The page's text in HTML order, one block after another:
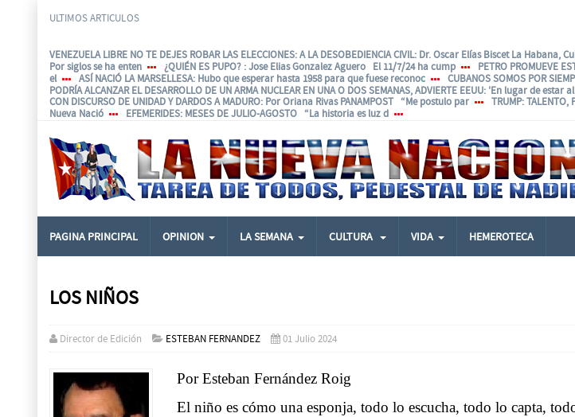
ULTIMOS ARTICULOS
VENEZUELA LIBRE NO TE DEJES ROBAR LAS ELECCIONES: A LA DESOBEDIENCIA CIVIL: Dr. Oscar Elías Biscet La Habana,
Por siglos se ha enten
¿QUIÉN ES PUPO? : Jose Elias Gonzalez Aguero El 11/7/24 ha cump PETRO PROMUEVE
el
ASÍ NACIÓ LA MARSELLESA: Hubo que esperar hasta 1958 para que fuese reconoc CUBANOS SOMOS POR
PODRÍA ALCANZAR EL DESARROLLO DE UN ARMA NUCLEAR EN UNA O DOS SEMANAS, ADVIERTE EEUU: 'En lugar de estar
CON DISCURSO DE UNIDAD Y DARDOS A MADURO: Por Oriana Rivas PANAMPOST “Me postulo par TRUMP: TALENTO,
Nueva Nació
EFEMERIDES: MESES DE JULIO-AGOSTO “La historia es luz d
PAGINA PRINCIPAL OPINION LA SEMANA CULTURA VIDA HEMEROTECA
LOS NIÑOS
Director de Edición ESTEBAN FERNANDEZ 01 Julio 2024
Por Esteban Fernández Roig
El niño es cómo una esponja, todo lo escucha, todo lo capta,